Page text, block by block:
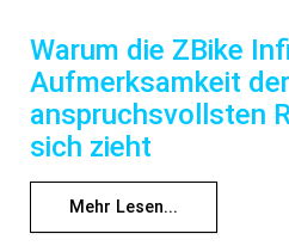
Warum die ZBike
Aufmerksamkeit der
anspruchsvollsten
sich zieht
Mehr Lesen...